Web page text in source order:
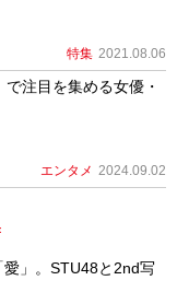
特集 2021.08.06
注目を集める女優・
エンタメ 2024.09.02
」。STU48と2nd写